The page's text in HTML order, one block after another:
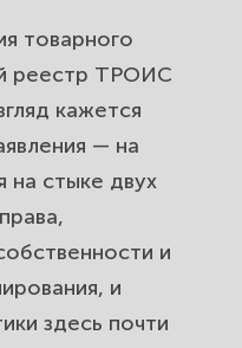
и
с таможенными
с ФТС за
при
как оформить
товарного
реестр ТРОИС
кажется
— на
на стыке двух
и
и
здесь почти